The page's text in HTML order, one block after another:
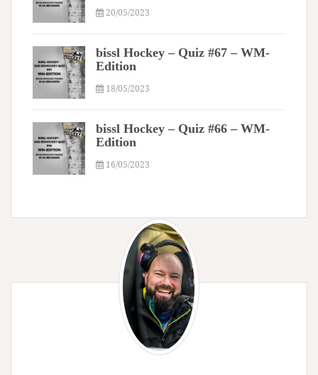
20/05/2023
bissl Hockey – Quiz #67 – WM-
Edition
18/05/2023
bissl Hockey – Quiz #66 – WM-
Edition
16/05/2023